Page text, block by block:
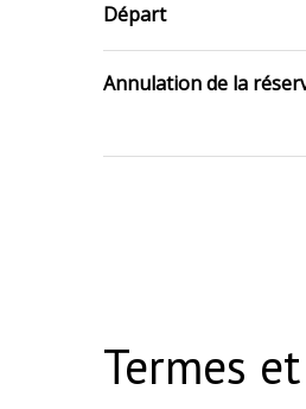
Départ
Annulation de la
Termes